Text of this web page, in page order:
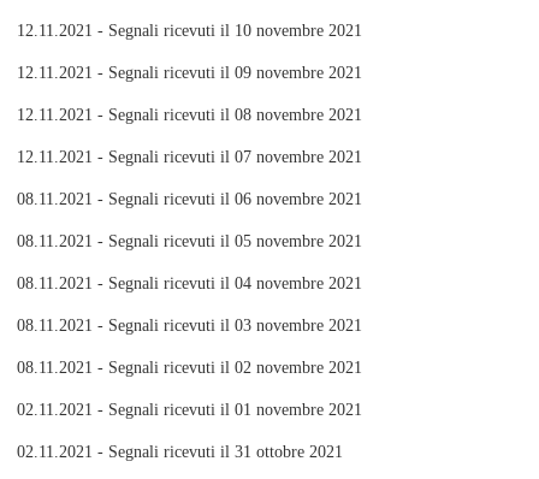
12.11.2021 - Segnali ricevuti il 10 novembre 2021
12.11.2021 - Segnali ricevuti il 09 novembre 2021
12.11.2021 - Segnali ricevuti il 08 novembre 2021
12.11.2021 - Segnali ricevuti il 07 novembre 2021
08.11.2021 - Segnali ricevuti il 06 novembre 2021
08.11.2021 - Segnali ricevuti il 05 novembre 2021
08.11.2021 - Segnali ricevuti il 04 novembre 2021
08.11.2021 - Segnali ricevuti il 03 novembre 2021
08.11.2021 - Segnali ricevuti il 02 novembre 2021
02.11.2021 - Segnali ricevuti il 01 novembre 2021
02.11.2021 - Segnali ricevuti il 31 ottobre 2021